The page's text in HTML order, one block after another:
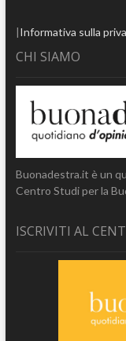
|Informativa sulla
CHI SIAMO
Buonadestra.it è un
Centro Studi per la
ISCRIVITI AL